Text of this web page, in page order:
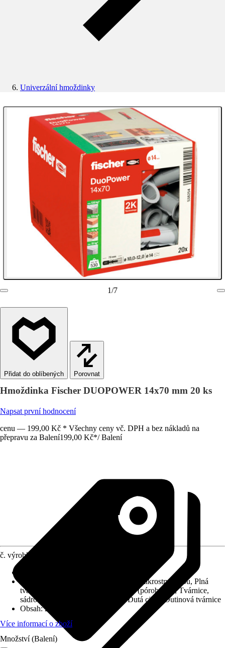
Univerzální hmoždinky
1/7
Porovnat
Hmoždinka Fischer DUOPOWER 14x70 mm 20 ks
Napsat první hodnocení
cenu — 199,00 Kč * Všechny ceny vč. DPH a bez nákladů na
přepravu za Balení199,00 Kč*/ Balení
č. výrobku
Plná tvárnice s hustou mikrostrukturou, Plná
tvárnice s pórovitou mikrostrukturou (pórobeton), Tvárnice,
sádrokarton, sádrovláknité desky, Dutá cihla, Dutinová tvárnice
Obsah:20 Kus
Více informací o zboží
Množství (Balení)